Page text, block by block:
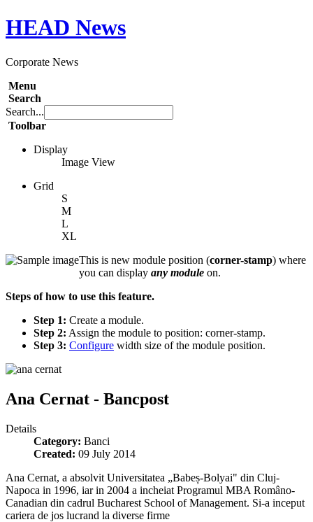
HEAD News
Corporate News
Menu
Search
Search...
Toolbar
Display
Image View
Grid
S
M
L
XL
This is new module position (corner-stamp) where
you can display any module on.
Steps of how to use this feature.
Step 1: Create a module.
Step 2: Assign the module to position: corner-stamp.
Step 3: Configure width size of the module position.
Ana Cernat - Bancpost
Details
Category: Banci
Created: 09 July 2014
Ana Cernat, a absolvit Universitatea „Babeș-Bolyai" din Cluj-
Napoca in 1996, iar in 2004 a incheiat Programul MBA Româno-
Canadian din cadrul Bucharest School of Management. Si-a inceput
cariera de jos lucrand la diverse firme